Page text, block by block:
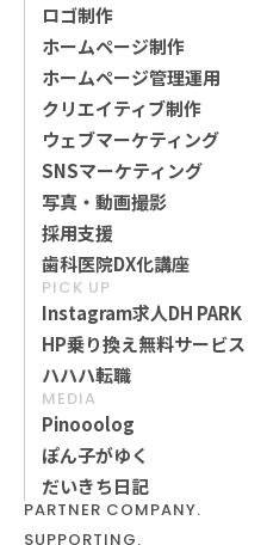
ロゴ制作
ホームページ制作
ホームページ管理運用
クリエイティブ制作
ウェブマーケティング
SNSマーケティング
写真・動画撮影
採用支援
歯科医院DX化講座
PICK UP
Instagram求人DH PARK
HP乗り換え無料サービス
ハハハ転職
MEDIA
Pinooolog
ぽん子がゆく
だいきち日記
PARTNER COMPANY.
SUPPORTING.